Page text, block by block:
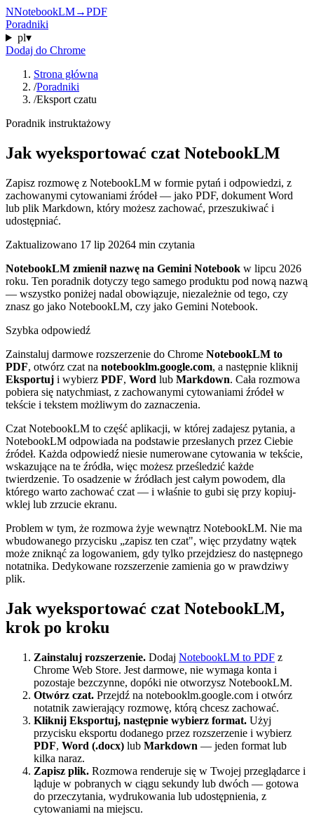
NNotebookLM→PDF
Poradniki
pl▾
Dodaj do Chrome
Strona główna
/Poradniki
/Eksport czatu
Poradnik instruktażowy
Jak wyeksportować czat NotebookLM
Zapisz rozmowę z NotebookLM w formie pytań i odpowiedzi, z
zachowanymi cytowaniami źródeł — jako PDF, dokument Word
lub plik Markdown, który możesz zachować, przeszukiwać i
udostępniać.
Zaktualizowano 17 lip 20264 min czytania
NotebookLM zmienił nazwę na Gemini Notebook w lipcu 2026
roku. Ten poradnik dotyczy tego samego produktu pod nową nazwą
— wszystko poniżej nadal obowiązuje, niezależnie od tego, czy
znasz go jako NotebookLM, czy jako Gemini Notebook.
Szybka odpowiedź
Zainstaluj darmowe rozszerzenie do Chrome NotebookLM to
PDF, otwórz czat na notebooklm.google.com, a następnie kliknij
Eksportuj i wybierz PDF, Word lub Markdown. Cała rozmowa
pobiera się natychmiast, z zachowanymi cytowaniami źródeł w
tekście i tekstem możliwym do zaznaczenia.
Czat NotebookLM to część aplikacji, w której zadajesz pytania, a
NotebookLM odpowiada na podstawie przesłanych przez Ciebie
źródeł. Każda odpowiedź niesie numerowane cytowania w tekście,
wskazujące na te źródła, więc możesz prześledzić każde
twierdzenie. To osadzenie w źródłach jest całym powodem, dla
którego warto zachować czat — i właśnie to gubi się przy kopiuj-
wklej lub zrzucie ekranu.
Problem w tym, że rozmowa żyje wewnątrz NotebookLM. Nie ma
wbudowanego przycisku „zapisz ten czat", więc przydatny wątek
może zniknąć za logowaniem, gdy tylko przejdziesz do następnego
notatnika. Dedykowane rozszerzenie zamienia go w prawdziwy
plik.
Jak wyeksportować czat NotebookLM,
krok po kroku
Zainstaluj rozszerzenie. Dodaj NotebookLM to PDF z
Chrome Web Store. Jest darmowe, nie wymaga konta i
pozostaje bezczynne, dopóki nie otworzysz NotebookLM.
Otwórz czat. Przejdź na notebooklm.google.com i otwórz
notatnik zawierający rozmowę, którą chcesz zachować.
Kliknij Eksportuj, następnie wybierz format. Użyj
przycisku eksportu dodanego przez rozszerzenie i wybierz
PDF, Word (.docx) lub Markdown — jeden format lub
kilka naraz.
Zapisz plik. Rozmowa renderuje się w Twojej przeglądarce i
ląduje w pobranych w ciągu sekundy lub dwóch — gotowa
do przeczytania, wydrukowania lub udostępnienia, z
cytowaniami na miejscu.